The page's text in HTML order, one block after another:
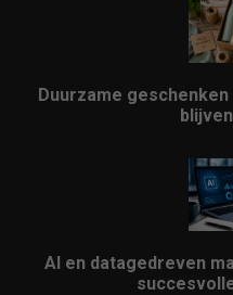
Duurzame
AI en datagedreven